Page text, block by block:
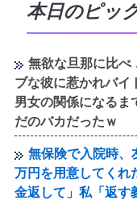
本日のピッ
無欲な旦那に比べ
ブな彼に惹かれバイ
男女の関係になるま
だのバカだったｗ
無保険で入院時、
万円を用意してく
金返して」私「返